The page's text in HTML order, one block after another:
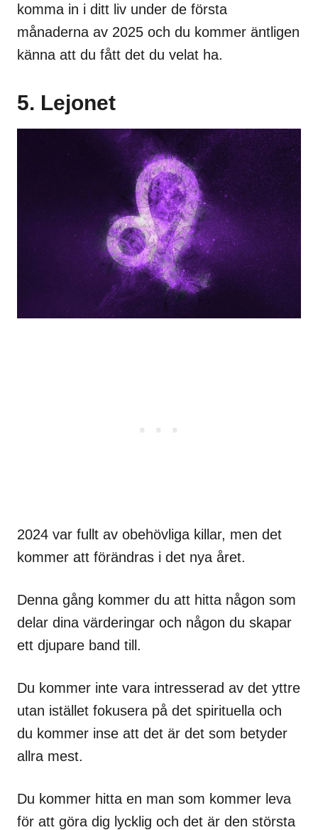
komma in i ditt liv under de första
månaderna av 2025 och du kommer äntligen
känna att du fått det du velat ha.
5. Lejonet
2024 var fullt av obehövliga killar, men det
kommer att förändras i det nya året.
Denna gång kommer du att hitta någon som
delar dina värderingar och någon du skapar
ett djupare band till.
Du kommer inte vara intresserad av det yttre
utan istället fokusera på det spirituella och
du kommer inse att det är det som betyder
allra mest.
Du kommer hitta en man som kommer leva
för att göra dig lycklig och det är den största